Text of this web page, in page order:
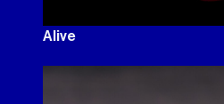
Alive